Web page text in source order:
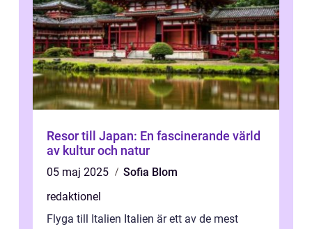
Resor till Japan: En fascinerande värld
av kultur och natur
05 maj 2025
Sofia Blom
redaktionel
Flyga till Italien Italien är ett av de mest